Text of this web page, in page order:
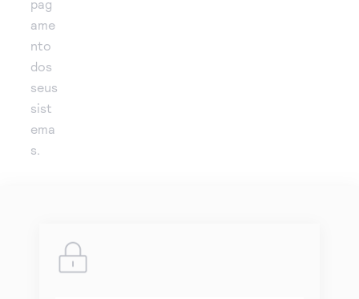
pag
ame
nto
dos
seus
sist
ema
s.